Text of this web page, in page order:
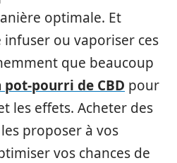
optimale. Et
ou vaporiser ces
que beaucoup
pourri de CBD pour
les effets. Acheter des
proposer à vos
vos chances de